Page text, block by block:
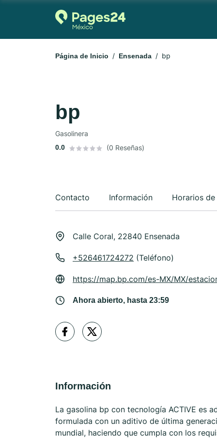
Página de Inicio Ensenada bp
bp
Gasolinera
0.0 (0 Reseñas)
Contacto Información Horarios
Calle Coral, 22840 Ensenada
+526461724272 (Teléfono)
https://map.bp.com/es-MX/MX/
Ahora abierto, hasta 23:59
Información
La gasolina bp con tecnología ACTIVE es
formulada con un aditivo de última
mundial, haciendo que cumpla con los